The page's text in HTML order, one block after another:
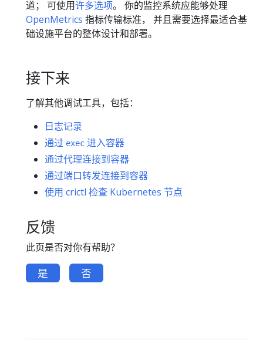
道； 可使用许多选项。 你的监控系统应能够处理
OpenMetrics 指标传输标准， 并且需要选择最适合基
础设施平台的整体设计和部署。
接下来
了解其他调试工具，包括：
日志记录
通过 exec 进入容器
通过代理连接到容器
通过端口转发连接到容器
使用 crictl 检查 Kubernetes 节点
反馈
此页是否对你有帮助？
是 否